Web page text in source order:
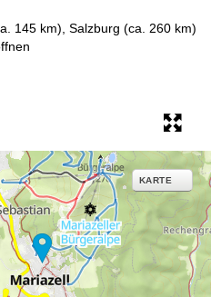
145 km), Salzburg (ca. 260 km)
KARTE